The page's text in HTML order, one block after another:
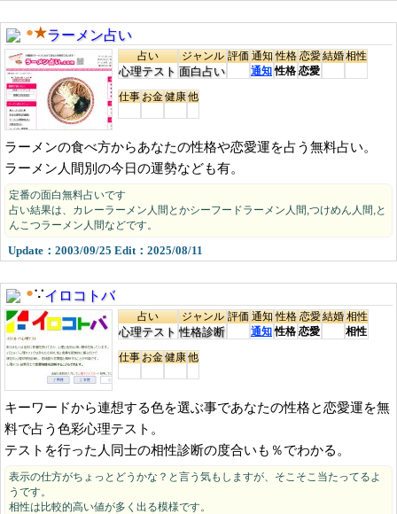
●★ラーメン占い
占い
心理テスト
ジャンル
面白占い
評価通知
通知
性格
性格
恋愛
恋愛
結婚相性
仕事お金健康他
ラーメンの食べ方からあなたの性格や恋愛運を占う無料占い。
ラーメン人間別の今日の運勢なども有。
定番の面白無料占いです
占い結果は、カレーラーメン人間とかシーフードラーメン人間,つけめん人間,と
んこつラーメン人間などです。
Update：2003/09/25 Edit：2025/08/11
●∵イロコトバ
占い
心理テスト
ジャンル
性格診断
評価通知
通知
性格
性格
恋愛
恋愛
結婚相性
相性
仕事お金健康他
キーワードから連想する色を選ぶ事であなたの性格と恋愛運を無
料で占う色彩心理テスト。
テストを行った人同士の相性診断の度合いも％でわかる。
表示の仕方がちょっとどうかな？と言う気もしますが、そこそこ当たってるよ
うです。
相性は比較的高い値が多く出る模様です。